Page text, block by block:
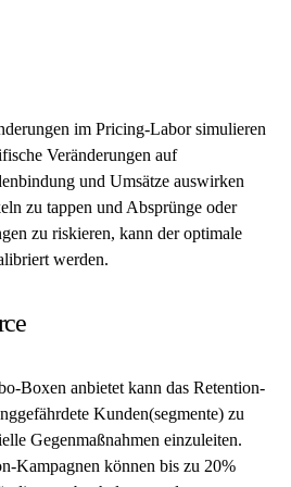
im Pricing-Labor simulieren
Veränderungen auf
und Umsätze auswirken
zu tappen und Absprünge oder
zu riskieren, kann der optimale
werden.
Boxen anbietet kann das Retention-
Kunden(segmente) zu
Gegenmaßnahmen einzuleiten.
Kampagnen können bis zu 20%